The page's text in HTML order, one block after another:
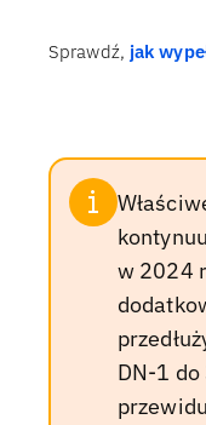
Sprawdź, jak
w 2024
DN-1